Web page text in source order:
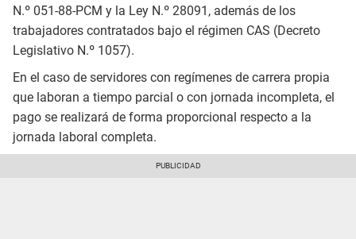
N.º 051-88-PCM y la Ley N.º 28091, además de los
trabajadores contratados bajo el régimen CAS (Decreto
Legislativo N.º 1057).
En el caso de servidores con regímenes de carrera propia
que laboran a tiempo parcial o con jornada incompleta, el
pago se realizará de forma proporcional respecto a la
jornada laboral completa.